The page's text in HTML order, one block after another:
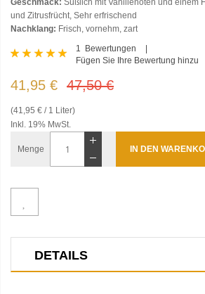
Geschmack: Süßlich mit Vanillenoten und einem
und Zitrusfrücht, Sehr erfrischend
Nachklang: Frisch, vornehm, zart
Bewertung:
1
Bewertungen
Fügen Sie Ihre Bewertung hinzu
41,95 € 47,50 €
(41,95 € / 1 Liter)
Inkl. 19% MwSt.
Menge IN DEN
DETAILS